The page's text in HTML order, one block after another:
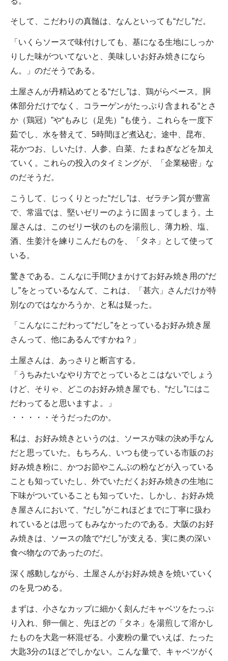
そして、こだわりの真髄は、なんといっても“だし”だ。
「いくらソースで味付けしても、基になる生地にしっか
りした味がついてないと、美味しいお好み焼きになら
ん。」のだそうである。
土屋さんが丹精込めてとる“だし”は、鶏がらベース。胴
体部分だけでなく、コラーゲンがたっぷり含まれる“とさ
か（鶏冠）”や“もみじ（足先）”も使う。これらを一度下
茹でし、水を替えて、5時間ほど煮込む。途中、昆布、
花かつお、しいたけ、人参、白菜、たまねぎなどを加え
ていく。これらの投入のタイミングが、「企業秘密」な
のだそうだ。
こうして、じっくりとった“だし”は、ゼラチン質が豊富
で、常温では、堅いゼリーのように固まってしまう。土
屋さんは、このゼリー状のものを湯煎し、薄力粉、塩、
酒、生姜汁を練りこんだものを、「タネ」として使って
いる。
驚きである。こんなに手間ひまかけてお好み焼き用の“だ
し”をとっているなんて、これは、「甚六」さんだけが特
別なのではなかろうか、と私は疑った。
「こんなにこだわって“だし”をとっているお好み焼き屋
さんって、他にあるんですかね？」
土屋さんは、あっさりと断言する。
「うちみたいなやり方でとっているとこはないでしょう
けど、そりゃ、どこのお好み焼き屋でも、“だし”にはこ
だわってると思いますよ。」
・・・・・そうだったのか。
私は、お好み焼きというのは、ソースが味の決め手なん
だと思っていた。もちろん、いつも使っている市販のお
好み焼き粉に、かつお節やこんぶの粉などが入っている
ことも知っていたし、外でいただくお好み焼きの生地に
下味がついていることも知っていた。しかし、お好み焼
き屋さんにおいて、“だし”がこれほどまでに丁寧に扱わ
れているとは思ってもみなかったのである。大阪のお好
み焼きは、ソースの陰で“だし”が支える、実に奥の深い
食べ物なのであったのだ。
深く感動しながら、土屋さんがお好み焼きを焼いていく
のを見つめる。
まずは、小さなカップに細かく刻んだキャベツをたっぷ
り入れ、卵一個と、先ほどの「タネ」を湯煎して溶かし
たものを大匙一杯混ぜる。小麦粉の量でいえば、たった
大匙3分の1ほどでしかない。こんな量で、キャベツがく